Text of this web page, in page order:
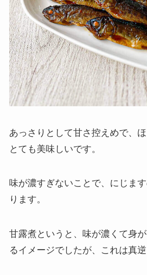
あっさりとして甘さ控えめで、
とても美味しいです。
味が濃すぎないことで、にじま
ります。
甘露煮というと、味が濃くて身
るイメージでしたが、これは真逆